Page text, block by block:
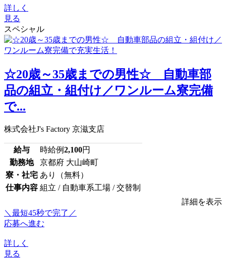
詳しく
見る
スペシャル
☆20歳～35歳までの男性☆ 自動車部
品の組立・組付け／ワンルーム寮完備
で...
株式会社J's Factory 京滋支店
給与 時給例2,100円
勤務地
京都府 大山崎町
寮・社宅 あり（無料）
仕事内容 組立 / 自動車系工場 / 交替制
詳細を表示
＼最短45秒で完了／
応募へ進む
詳しく
見る